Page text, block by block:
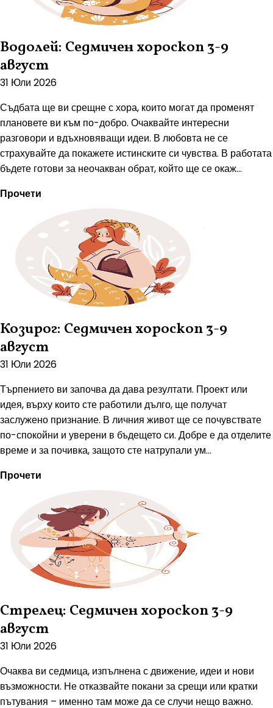
Водолей: Седмичен хороскоп 3-9
август
31 Юли 2026
Съдбата ще ви срещне с хора, които могат да променят
плановете ви към по-добро. Очаквайте интересни
разговори и вдъхновяващи идеи. В любовта не се
страхувайте да покажете истинските си чувства. В работата
бъдете готови за неочакван обрат, който ще се окаж...
Прочети
Козирог: Седмичен хороскоп 3-9
август
31 Юли 2026
Търпението ви започва да дава резултати. Проект или
идея, върху които сте работили дълго, ще получат
заслужено признание. В личния живот ще се почувствате
по-спокойни и уверени в бъдещето си. Добре е да отделите
време и за почивка, защото сте натрупали ум...
Прочети
Стрелец: Седмичен хороскоп 3-9
август
31 Юли 2026
Очаква ви седмица, изпълнена с движение, идеи и нови
възможности. Не отказвайте покани за срещи или кратки
пътувания – именно там може да се случи нещо важно.